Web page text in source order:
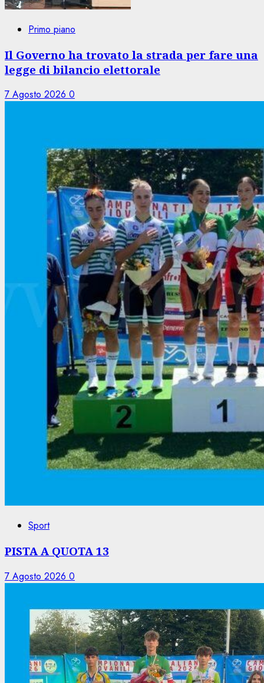
Primo piano
Il Governo ha trovato la strada per fare una
legge di bilancio elettorale
7 Agosto 2026 0
Sport
PISTA A QUOTA 13
7 Agosto 2026 0